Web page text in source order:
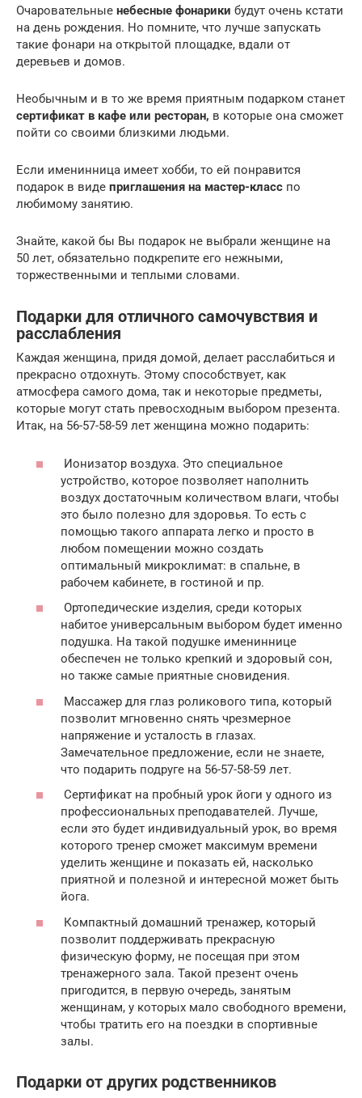
Очаровательные небесные фонарики будут очень кстати
на день рождения. Но помните, что лучше запускать
такие фонари на открытой площадке, вдали от
деревьев и домов.
Необычным и в то же время приятным подарком станет
сертификат в кафе или ресторан, в которые она сможет
пойти со своими близкими людьми.
Если именинница имеет хобби, то ей понравится
подарок в виде приглашения на мастер-класс по
любимому занятию.
Знайте, какой бы Вы подарок не выбрали женщине на
50 лет, обязательно подкрепите его нежными,
торжественными и теплыми словами.
Подарки для отличного самочувствия и
расслабления
Каждая женщина, придя домой, делает расслабиться и
прекрасно отдохнуть. Этому способствует, как
атмосфера самого дома, так и некоторые предметы,
которые могут стать превосходным выбором презента.
Итак, на 56-57-58-59 лет женщина можно подарить:
Ионизатор воздуха. Это специальное
устройство, которое позволяет наполнить
воздух достаточным количеством влаги, чтобы
это было полезно для здоровья. То есть с
помощью такого аппарата легко и просто в
любом помещении можно создать
оптимальный микроклимат: в спальне, в
рабочем кабинете, в гостиной и пр.
Ортопедические изделия, среди которых
набитое универсальным выбором будет именно
подушка. На такой подушке имениннице
обеспечен не только крепкий и здоровый сон,
но также самые приятные сновидения.
Массажер для глаз роликового типа, который
позволит мгновенно снять чрезмерное
напряжение и усталость в глазах.
Замечательное предложение, если не знаете,
что подарить подруге на 56-57-58-59 лет.
Сертификат на пробный урок йоги у одного из
профессиональных преподавателей. Лучше,
если это будет индивидуальный урок, во время
которого тренер сможет максимум времени
уделить женщине и показать ей, насколько
приятной и полезной и интересной может быть
йога.
Компактный домашний тренажер, который
позволит поддерживать прекрасную
физическую форму, не посещая при этом
тренажерного зала. Такой презент очень
пригодится, в первую очередь, занятым
женщинам, у которых мало свободного времени,
чтобы тратить его на поездки в спортивные
залы.
Подарки от других родственников